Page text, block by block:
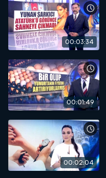
00:03:34
00:01:49
00:02:04